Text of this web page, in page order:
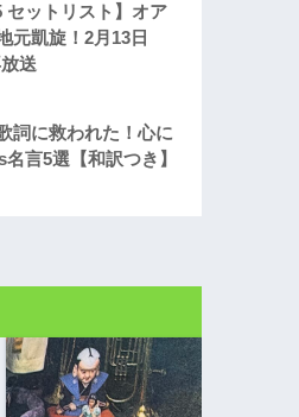
セットリスト】オア
元凱旋！2月13日
送
詞に救われた！心に
言5選【和訳つき】